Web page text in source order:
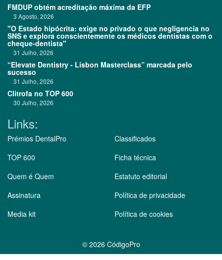
FMDUP obtém acreditação máxima da EFP
3 Agosto, 2026
"O Estado hipócrita: exige no privado o que negligencia no
SNS e explora conscientemente os médicos dentistas com o
cheque-dentista"
31 Julho, 2026
“Elevate Dentistry - Lisbon Masterclass” marcada pelo
sucesso
31 Julho, 2026
Clitrofa no TOP 600
30 Julho, 2026
Links:
Prémios DentalPro
TOP 600
Quem é Quem
Assinatura
Media kit
Classificados
Ficha técnica
Estatuto editorial
Política de privacidade
Política de cookies
© 2026 CódigoPro